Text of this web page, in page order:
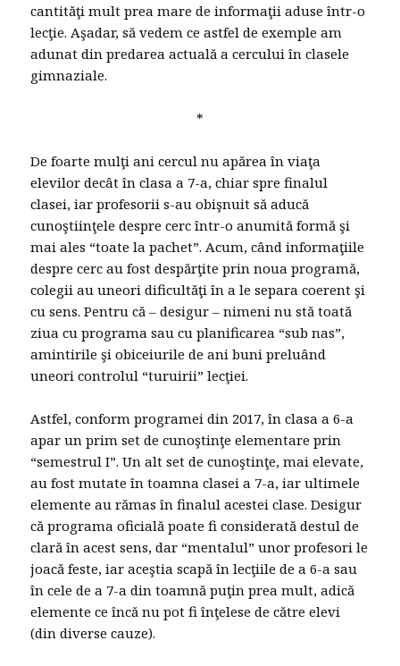
cantităţi mult prea mare de informaţii aduse într-o
lecţie. Aşadar, să vedem ce astfel de exemple am
adunat din predarea actuală a cercului în clasele
gimnaziale.
*
De foarte mulţi ani cercul nu apărea în viaţa
elevilor decât în clasa a 7-a, chiar spre finalul
clasei, iar profesorii s-au obişnuit să aducă
cunoştiinţele despre cerc într-o anumită formă şi
mai ales “toate la pachet”. Acum, când informaţiile
despre cerc au fost despărţite prin noua programă,
colegii au uneori dificultăţi în a le separa coerent şi
cu sens. Pentru că – desigur – nimeni nu stă toată
ziua cu programa sau cu planificarea “sub nas”,
amintirile şi obiceiurile de ani buni preluând
uneori controlul “turuirii” lecţiei.
Astfel, conform programei din 2017, în clasa a 6-a
apar un prim set de cunoştinţe elementare prin
“semestrul I”. Un alt set de cunoştinţe, mai elevate,
au fost mutate în toamna clasei a 7-a, iar ultimele
elemente au rămas în finalul acestei clase. Desigur
că programa oficială poate fi considerată destul de
clară în acest sens, dar “mentalul” unor profesori le
joacă feste, iar aceştia scapă în lecţiile de a 6-a sau
în cele de a 7-a din toamnă puţin prea mult, adică
elemente ce încă nu pot fi înţelese de către elevi
(din diverse cauze).